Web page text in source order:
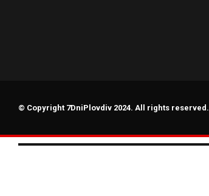
© Copyright 7DniPlovdiv 2024. All rights reserved.